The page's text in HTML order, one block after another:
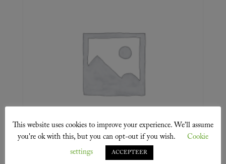
This website uses cookies to improve your experience. We'll assume
you're ok with this, but you can opt-out if you wish.
Cookie
settings
ACCEPTEER